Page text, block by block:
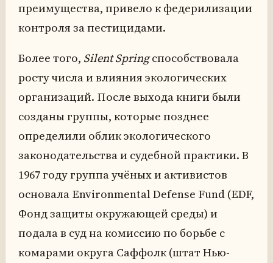
преимущества, привело к федерилизации
контроля за пестицидами.
Более того, Silent Springспособствовала
росту числа и влияния экологических
организаций. После выхода книги были
созданы группы, которые позднее
определили облик экологического
законодательства и судебной практики. В
1967 году группа учёных и активистов
основала Environmental Defense Fund (EDF,
Фонд защиты окружающей среды) и
подала в суд на комиссию по борьбе с
комарами округа Саффолк (штат Нью-